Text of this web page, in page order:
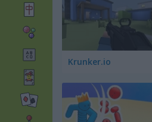
Krunker.io